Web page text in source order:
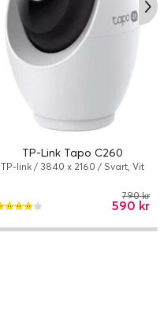
TP-Link Tapo C260
TP-link / 3840 x 2160 / Svart, Vit
590 kr
790 kr